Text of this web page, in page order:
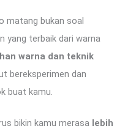
matang bukan soal
yang terbaik dari warna
warna dan teknik
bereksperimen dan
buat kamu.
bikin kamu merasa lebih